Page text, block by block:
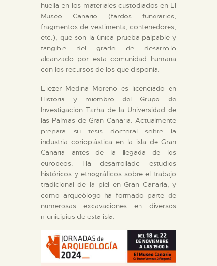
huella en los materiales custodiados en El
Museo Canario (fardos funerarios,
fragmentos de vestimenta, contenedores,
etc.), que son la única prueba palpable y
tangible del grado de desarrollo
alcanzado por esta comunidad humana
con los recursos de los que disponía.
Eliezer Medina Moreno es licenciado en
Historia y miembro del Grupo de
Investigación Tarha de la Universidad de
las Palmas de Gran Canaria. Actualmente
prepara su tesis doctoral sobre la
industria corioplástica en la isla de Gran
Canaria antes de la llegada de los
europeos. Ha desarrollado estudios
históricos y etnográficos sobre el trabajo
tradicional de la piel en Gran Canaria, y
como arqueólogo ha formado parte de
numerosas excavaciones en diversos
municipios de esta isla.